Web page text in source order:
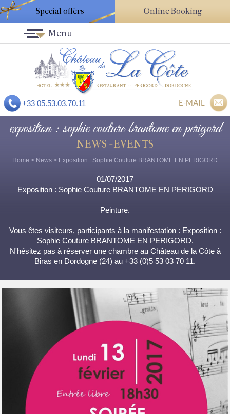
Special offers Online Booking
+33 05.53.03.70.11 E-MAIL
Menu
exposition : sophie couture brantome en perigord
NEWS - EVENTS
Home > News > Exposition : Sophie Couture BRANTOME EN PERIGORD
01/07/2017
Exposition : Sophie Couture BRANTOME EN PERIGORD
Peinture.
Vous êtes visiteurs, participants à la manifestation : Exposition :
Sophie Couture BRANTOME EN PERIGORD.
N'hésitez pas à réserver une chambre au Château de la Côte à
Biras en Dordogne (24) au +33 (0)5 53 03 70 11.